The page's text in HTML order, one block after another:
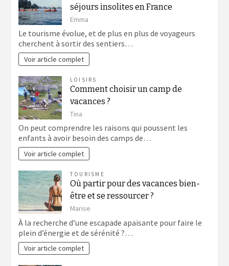
séjours insolites en France
Emma
Le tourisme évolue, et de plus en plus de voyageurs
cherchent à sortir des sentiers…
Voir article complet
LOISIRS
Comment choisir un camp de
vacances ?
Tina
On peut comprendre les raisons qui poussent les
enfants à avoir besoin des camps de…
Voir article complet
TOURISME
Où partir pour des vacances bien-
être et se ressourcer ?
Marise
À la recherche d’une escapade apaisante pour faire le
plein d’énergie et de sérénité ?…
Voir article complet